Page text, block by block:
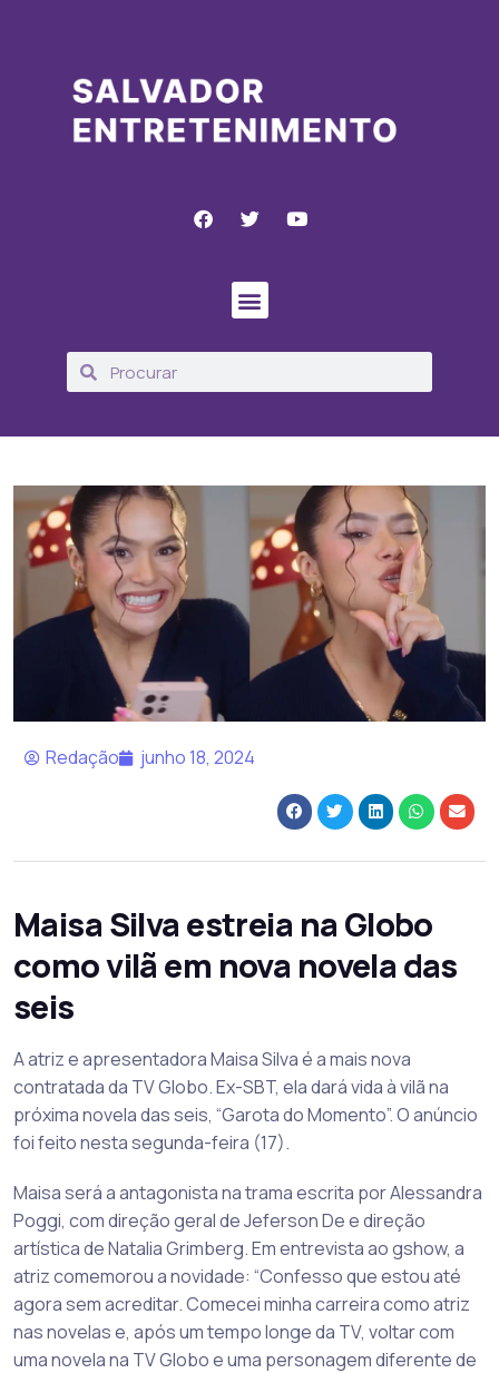
Redação junho 18, 2024
Maisa Silva estreia na Globo
como vilã em nova novela das
seis
A atriz e apresentadora Maisa Silva é a mais nova
contratada da TV Globo. Ex-SBT, ela dará vida à vilã na
próxima novela das seis, “Garota do Momento”. O anúncio
foi feito nesta segunda-feira (17).
Maisa será a antagonista na trama escrita por Alessandra
Poggi, com direção geral de Jeferson De e direção
artística de Natalia Grimberg. Em entrevista ao gshow, a
atriz comemorou a novidade: “Confesso que estou até
agora sem acreditar. Comecei minha carreira como atriz
nas novelas e, após um tempo longe da TV, voltar com
uma novela na TV Globo e uma personagem diferente de